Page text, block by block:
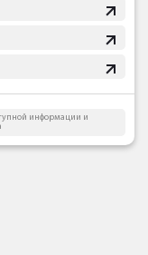
информации и